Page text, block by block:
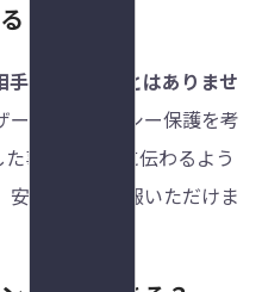
？
手にバレることはありませ
ーのプライバシー保護を考
事実が相手に伝わるよう
安心してお通報いただけま